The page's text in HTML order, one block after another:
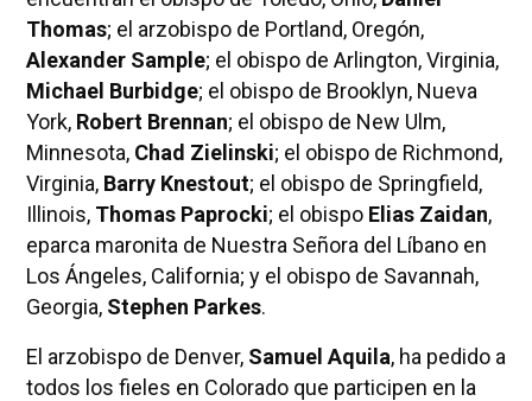
Thomas; el arzobispo de Portland, Oregón,
Alexander Sample; el obispo de Arlington, Virginia,
Michael Burbidge; el obispo de Brooklyn, Nueva
York, Robert Brennan; el obispo de New Ulm,
Minnesota, Chad Zielinski; el obispo de Richmond,
Virginia, Barry Knestout; el obispo de Springfield,
Illinois, Thomas Paprocki; el obispo Elias Zaidan,
eparca maronita de Nuestra Señora del Líbano en
Los Ángeles, California; y el obispo de Savannah,
Georgia, Stephen Parkes.
El arzobispo de Denver, Samuel Aquila, ha pedido a
todos los fieles en Colorado que participen en la